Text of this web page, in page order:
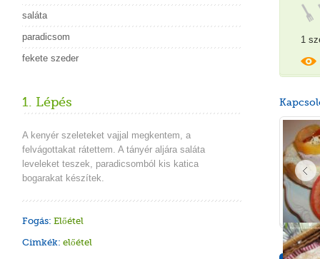
saláta
paradicsom
fekete szeder
1. Lépés
A kenyér szeleteket vajjal megkentem, a
felvágottakat rátettem. A tányér aljára saláta
leveleket teszek, paradicsomból kis katica
bogarakat készítek.
Fogás: Előétel
Cimkék: előétel
1